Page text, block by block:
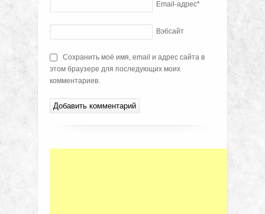
Email-адрес*
Вэбсайт
Сохранить моё имя, email и адрес сайта в
этом браузере для последующих моих
комментариев.